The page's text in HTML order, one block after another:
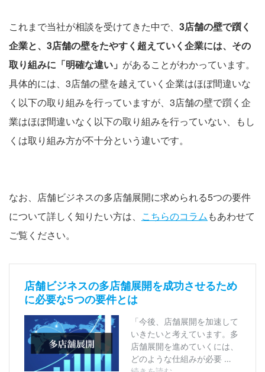
これまで当社が相談を受けてきた中で、 3店舗の壁で躓く
企業と、3店舗の壁をたやすく超えていく企業には、その
取り組みに「明確な違い」 があることがわかっています。
具体的には、3店舗の壁を越えていく企業はほぼ間違いな
く以下の取り組みを行っていますが、3店舗の壁で躓く企
業はほぼ間違いなく以下の取り組みを行っていない、もし
くは取り組み方が不十分という違いです。
なお、店舗ビジネスの多店舗展開に求められる5つの要件
について詳しく知りたい方は、 こちらのコラム もあわせて
ご覧ください。